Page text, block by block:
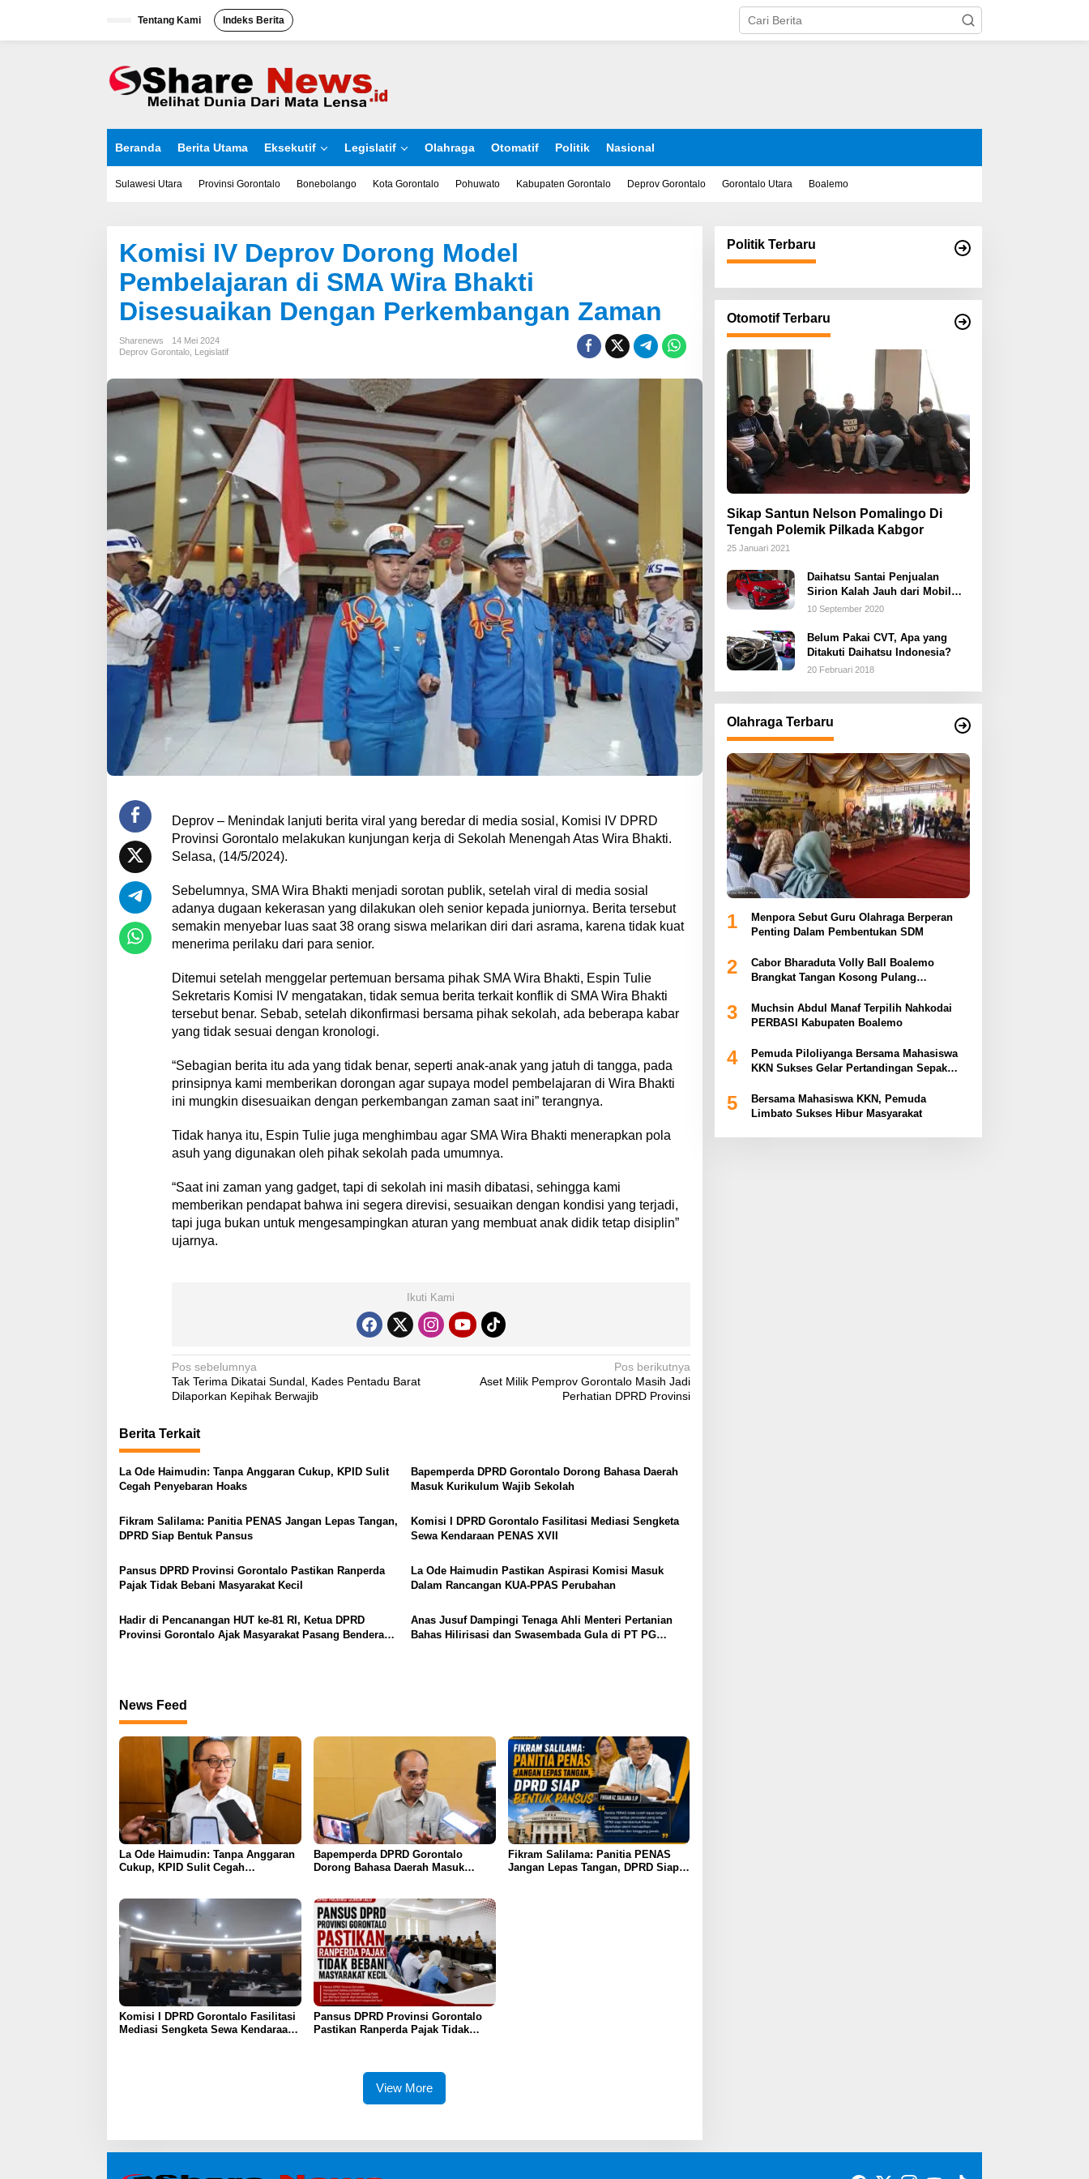
Tentang Kami Indeks Berita
Beranda Berita Utama Eksekutif Legislatif Olahraga Otomatif Politik Nasional
Sulawesi Utara Provinsi Gorontalo Bonebolango Kota Gorontalo Pohuwato Kabupaten Gorontalo Deprov Gorontalo Gorontalo Utara Boalemo
Komisi IV Deprov Dorong Model
Pembelajaran di SMA Wira Bhakti
Disesuaikan Dengan Perkembangan Zaman
Sharenews
14 Mei 2024
Deprov Gorontalo Legislatif
Deprov – Menindak lanjuti berita viral yang beredar di media sosial, Komisi IV DPRD
Provinsi Gorontalo melakukan kunjungan kerja di Sekolah Menengah Atas Wira Bhakti.
Selasa, (14/5/2024).
Sebelumnya, SMA Wira Bhakti menjadi sorotan publik, setelah viral di media sosial
adanya dugaan kekerasan yang dilakukan oleh senior kepada juniornya. Berita tersebut
semakin menyebar luas saat 38 orang siswa melarikan diri dari asrama, karena tidak kuat
menerima perilaku dari para senior.
Ditemui setelah menggelar pertemuan bersama pihak SMA Wira Bhakti, Espin Tulie
Sekretaris Komisi IV mengatakan, tidak semua berita terkait konflik di SMA Wira Bhakti
tersebut benar. Sebab, setelah dikonfirmasi bersama pihak sekolah, ada beberapa kabar
yang tidak sesuai dengan kronologi.
“Sebagian berita itu ada yang tidak benar, seperti anak-anak yang jatuh di tangga, pada
prinsipnya kami memberikan dorongan agar supaya model pembelajaran di Wira Bhakti
ini mungkin disesuaikan dengan perkembangan zaman saat ini” terangnya.
Tidak hanya itu, Espin Tulie juga menghimbau agar SMA Wira Bhakti menerapkan pola
asuh yang digunakan oleh pihak sekolah pada umumnya.
“Saat ini zaman yang gadget, tapi di sekolah ini masih dibatasi, sehingga kami
memberikan pendapat bahwa ini segera direvisi, sesuaikan dengan kondisi yang terjadi,
tapi juga bukan untuk mengesampingkan aturan yang membuat anak didik tetap disiplin”
ujarnya.
Ikuti Kami
N
a
i
g
a
i
o
Pos sebelumnya
Tak Terima Dikatai Sundal, Kades Pentadu Barat
Dilaporkan Kepihak Berwajib
Pos berikutnya
Aset Milik Pemprov Gorontalo Masih Jadi
Perhatian DPRD Provinsi
Berita Terkait
La Ode Haimudin: Tanpa Anggaran Cukup, KPID Sulit
Cegah Penyebaran Hoaks
Bapemperda DPRD Gorontalo Dorong Bahasa Daerah
Masuk Kurikulum Wajib Sekolah
Fikram Salilama: Panitia PENAS Jangan Lepas Tangan,
DPRD Siap Bentuk Pansus
Komisi I DPRD Gorontalo Fasilitasi Mediasi Sengketa
Sewa Kendaraan PENAS XVII
Pansus DPRD Provinsi Gorontalo Pastikan Ranperda
Pajak Tidak Bebani Masyarakat Kecil
La Ode Haimudin Pastikan Aspirasi Komisi Masuk
Dalam Rancangan KUA-PPAS Perubahan
Hadir di Pencanangan HUT ke-81 RI, Ketua DPRD
Provinsi Gorontalo Ajak Masyarakat Pasang Bendera
Anas Jusuf Dampingi Tenaga Ahli Menteri Pertanian
Bahas Hilirisasi dan Swasembada Gula di PT PG
News Feed
La Ode Haimudin: Tanpa Anggaran
Cukup, KPID Sulit Cegah
Bapemperda DPRD Gorontalo
Dorong Bahasa Daerah Masuk
Fikram Salilama: Panitia PENAS
Jangan Lepas Tangan, DPRD Siap
Komisi I DPRD Gorontalo Fasilitasi
Mediasi Sengketa Sewa Kendaraan
Pansus DPRD Provinsi Gorontalo
Pastikan Ranperda Pajak Tidak
View More
Politik Terbaru
Otomotif Terbaru
Sikap Santun Nelson Pomalingo Di
Tengah Polemik Pilkada Kabgor
25 Januari 2021
Daihatsu Santai Penjualan
Sirion Kalah Jauh dari Mobil
LCGC
10 September 2020
Belum Pakai CVT, Apa yang
Ditakuti Daihatsu Indonesia?
20 Februari 2018
Olahraga Terbaru
1
Menpora Sebut Guru Olahraga Berperan
Penting Dalam Pembentukan SDM
2
Cabor Bharaduta Volly Ball Boalemo
Brangkat Tangan Kosong Pulang
3
Muchsin Abdul Manaf Terpilih Nahkodai
PERBASI Kabupaten Boalemo
4
Pemuda Piloliyanga Bersama Mahasiswa
KKN Sukses Gelar Pertandingan Sepak
5
Bersama Mahasiswa KKN, Pemuda
Limbato Sukses Hibur Masyarakat